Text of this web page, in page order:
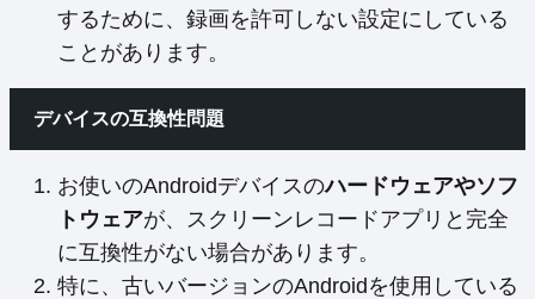
するために、録画を許可しない設定にしている
ことがあります。
デバイスの互換性問題
お使いのAndroidデバイスのハードウェアやソフ
トウェアが、スクリーンレコードアプリと完全
に互換性がない場合があります。
特に、古いバージョンのAndroidを使用している